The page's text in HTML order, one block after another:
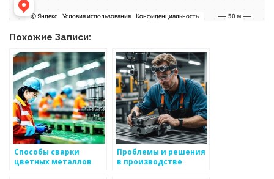
Похожие Записи:
Способы сварки
цветных металлов
Проблемы и решения
в производстве